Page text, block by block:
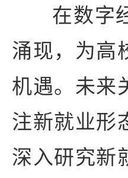
在数字
涌现，为高
机遇。未来
注新就业形
深入研究新